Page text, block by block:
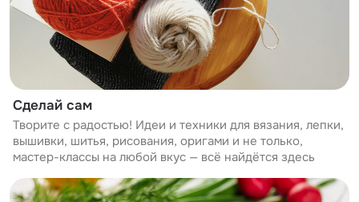
Сделай сам
Творите с радостью! Идеи и техники для вязания, лепки,
вышивки, шитья, рисования, оригами и не только,
мастер-классы на любой вкус — всё найдётся здесь